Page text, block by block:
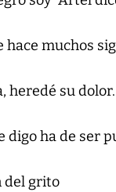
hace muchos
heredé su dolor.
digo ha de ser
del grito